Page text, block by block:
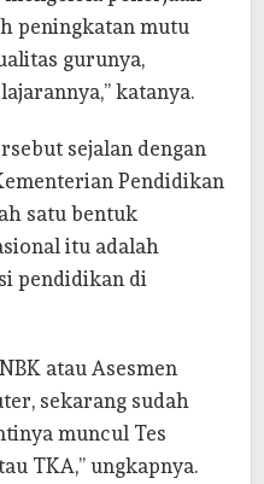
peningkatan mutu
gurunya,
katanya.
sejalan dengan
Pendidikan
satu bentuk
itu adalah
pendidikan di
atau Asesmen
sekarang sudah
muncul Tes
TKA,” ungkapnya.